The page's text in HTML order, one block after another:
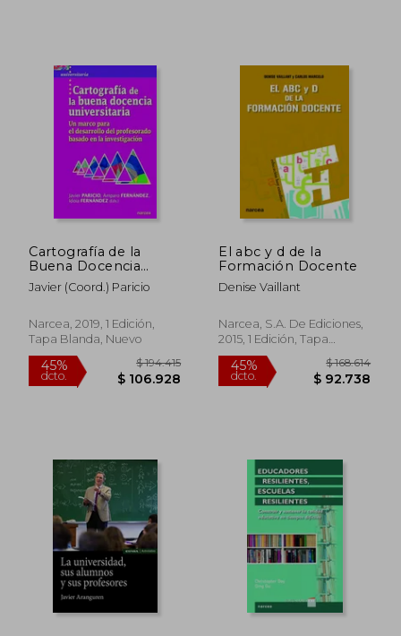
45%
dcto. $ 94.875
45%
dcto.
6%
dcto.
$ 88.000
$ 82.720
6%
Cartografía de la
Buena Docencia
Universitaria. Un
Marco Para el
Profesorado Basado
en la Investigación.
Javier (Coord.) Paricio
Narcea, 2019, 1 Edición,
Tapa Blanda, Nuevo
El abc y d de la
Formación Docente
Denise Vaillant
Narcea, S.A. De Ediciones,
2015, 1 Edición, Tapa
Blanda, Nuevo